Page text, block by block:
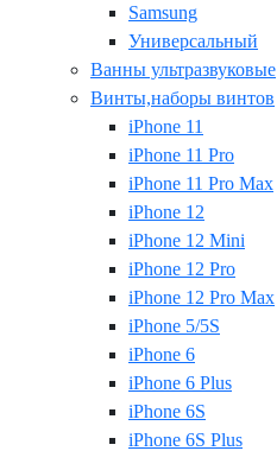
Samsung
Универсальный
Ванны ультразвуковые
Винты,наборы винтов
iPhone 11
iPhone 11 Pro
iPhone 11 Pro Max
iPhone 12
iPhone 12 Mini
iPhone 12 Pro
iPhone 12 Pro Max
iPhone 5/5S
iPhone 6
iPhone 6 Plus
iPhone 6S
iPhone 6S Plus